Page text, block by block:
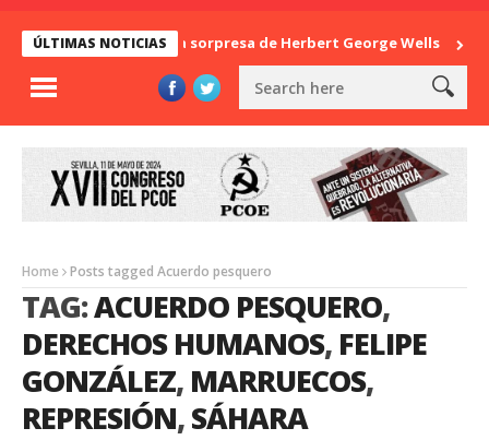
ÚLTIMAS NOTICIASLa sorpresa de Herbert George Wells
Home Posts tagged Acuerdo pesquero
TAG:ACUERDO PESQUERO,
DERECHOS HUMANOS, FELIPE
GONZÁLEZ, MARRUECOS,
REPRESIÓN,SÁHARA